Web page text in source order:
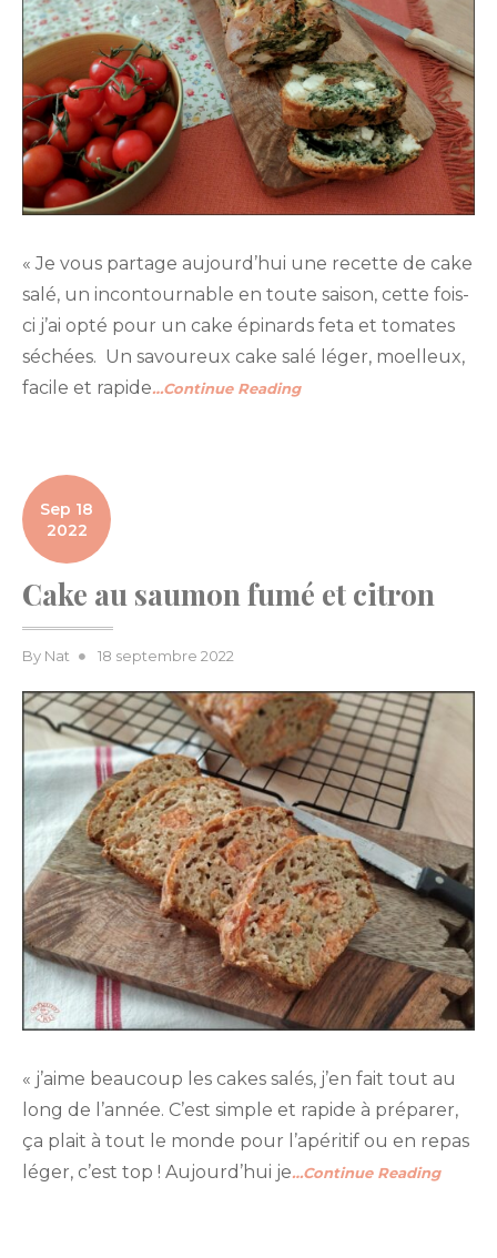
« Je vous partage aujourd’hui une recette de cake
salé, un incontournable en toute saison, cette fois-
ci j’ai opté pour un cake épinards feta et tomates
séchées. Un savoureux cake salé léger, moelleux,
facile et rapide…Continue Reading
Sep 18
2022
Cake au saumon fumé et citron
By Nat
Posted
18 septembre 2022
« j’aime beaucoup les cakes salés, j’en fait tout au
long de l’année. C’est simple et rapide à préparer,
ça plait à tout le monde pour l’apéritif ou en repas
léger, c’est top ! Aujourd’hui je…Continue Reading